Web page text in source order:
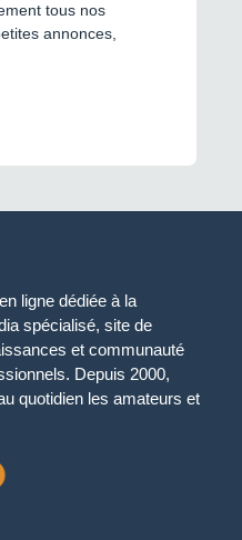
tous nos
annonces,
ligne dédiée à la
spécialisé, site de
et communauté
Depuis 2000,
quotidien les amateurs et